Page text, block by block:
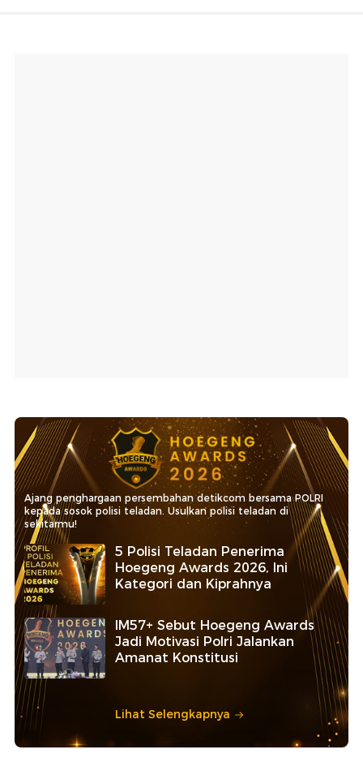
Ajang penghargaan persembahan detikcom bersama POLRI
kepada sosok polisi teladan. Usulkan polisi teladan di
sekitarmu!
5 Polisi Teladan Penerima
Hoegeng Awards 2026, Ini
Kategori dan Kiprahnya
IM57+ Sebut Hoegeng Awards
Jadi Motivasi Polri Jalankan
Amanat Konstitusi
Lihat Selengkapnya